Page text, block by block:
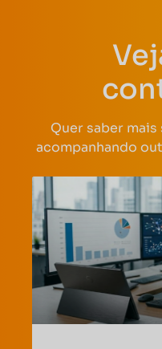
Quer saber
acompanhando